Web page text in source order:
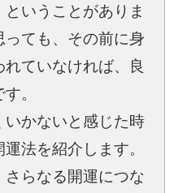
いうことがありま
ても、その前に身
ていなければ、良
。
かないと感じた時
法を紹介します。
らなる開運につな